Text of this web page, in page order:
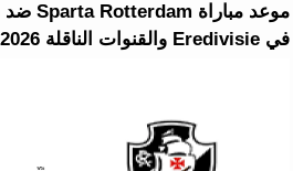
في Eredivisie والقنوات الناقلة 2026-08-09